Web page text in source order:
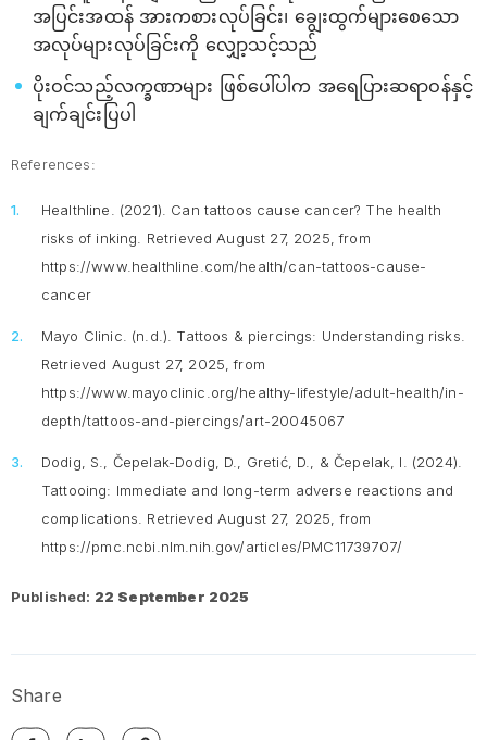
အပြင်းအထန် အားကစားလုပ်ခြင်း၊ ချွေးထွက်များစေသော
အလုပ်များလုပ်ခြင်းကို လျှော့သင့်သည်
ပိုးဝင်သည့်လက္ခဏာများ ဖြစ်ပေါ်ပါက အရေပြားဆရာဝန်နှင့်
ချက်ချင်းပြပါ
References:
Healthline. (2021).
Can tattoos cause cancer? The health
risks of inking.
Retrieved August 27, 2025, from
https://www.healthline.com/health/can-tattoos-cause-
cancer
Mayo Clinic. (n.d.). Tattoos & piercings: Understanding risks.
Retrieved August 27, 2025, from
https://www.mayoclinic.org/healthy-lifestyle/adult-health/in-
depth/tattoos-and-piercings/art-20045067
Dodig, S., Čepelak-Dodig, D., Gretić, D., & Čepelak, I. (2024).
Tattooing: Immediate and long-term adverse reactions and
complications.
Retrieved August 27, 2025, from
https://pmc.ncbi.nlm.nih.gov/articles/PMC11739707/
Published: 22 September 2025
Share